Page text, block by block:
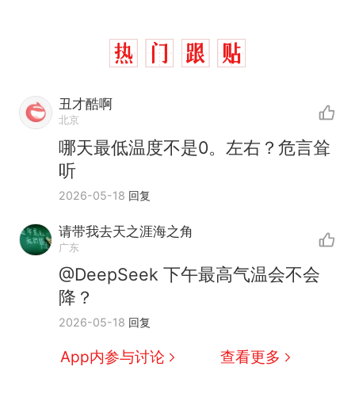
丑才酷啊
北京
哪天最低温度不是0。左右？危言耸
听
2026-05-18 回复
请带我去天之涯海之角
广东
@DeepSeek 下午最高气温会不会
降？
2026-05-18 回复
App内参与讨论 查看更多
因老师一句“跟我回家”改写了
人生
新 费大厨“全国小炒肉大王”称